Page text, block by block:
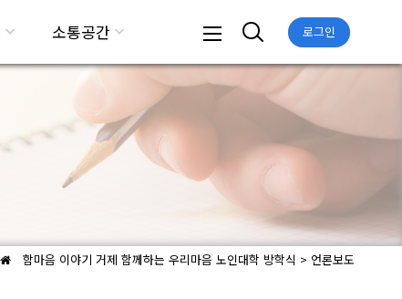
로그인
소통공간
함마음 이야기 거제 함께하는 우리마음 노인대학 방학식 > 언론보도